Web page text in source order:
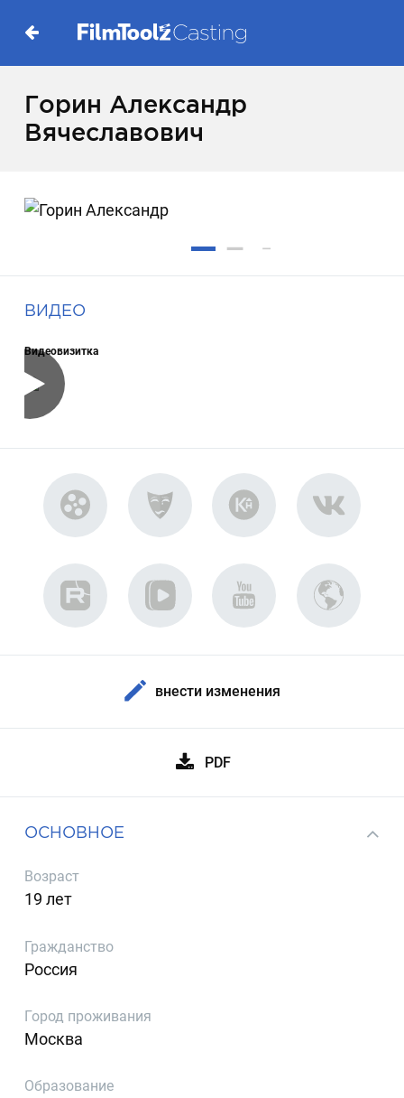
Горин Александр
Вячеславович
ВИДЕО
Видеовизитка
внести изменения
PDF
ОСНОВНОЕ
Возраст
19 лет
Гражданство
Россия
Город проживания
Москва
Образование